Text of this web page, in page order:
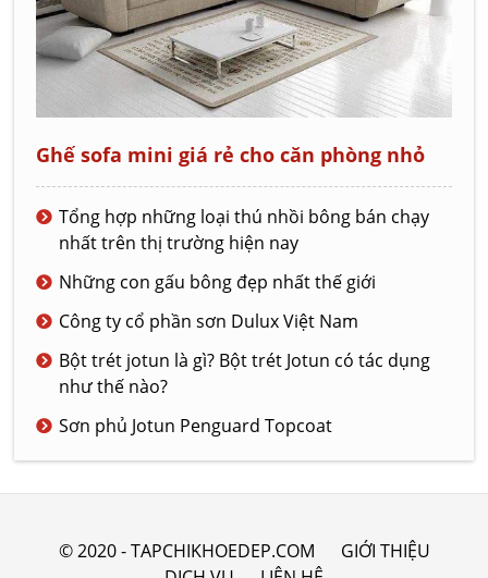
Ghế sofa mini giá rẻ cho căn phòng nhỏ
Tổng hợp những loại thú nhồi bông bán chạy
nhất trên thị trường hiện nay
Những con gấu bông đẹp nhất thế giới
Công ty cổ phần sơn Dulux Việt Nam
Bột trét jotun là gì? Bột trét Jotun có tác dụng
như thế nào?
Sơn phủ Jotun Penguard Topcoat
© 2020 - TAPCHIKHOEDEP.COM
GIỚI THIỆU